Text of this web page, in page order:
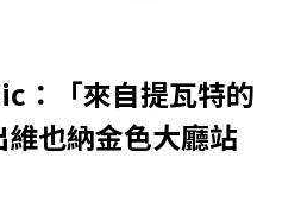
：「來自提瓦特的
也納金色大廳站